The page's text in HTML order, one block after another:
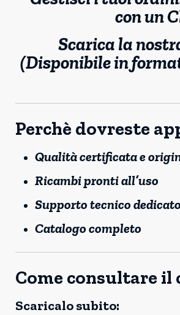
con un
Scarica la
(Disponibile in
Perchè dovreste
Qualità certificata e
Ricambi pronti all’uso
Supporto tecnico
Catalogo completo
Come consultare il
Scaricalo subito: